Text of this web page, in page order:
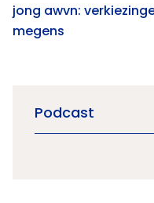
jong awvn:
megens
Podcast